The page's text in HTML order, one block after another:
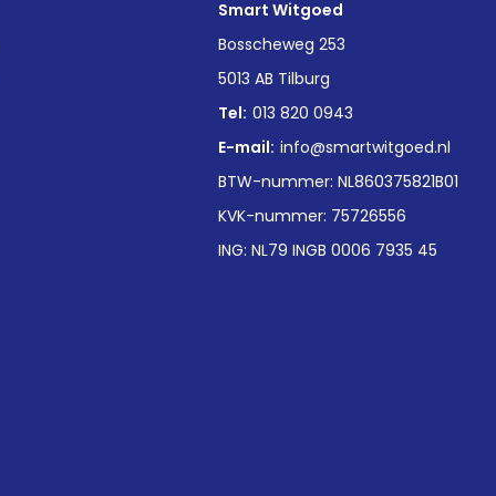
Smart Witgoed
Bosscheweg 253
5013 AB Tilburg
Tel: 013 820 0943
E-mail: info@smartwitgoed.nl
BTW-nummer: NL860375821B01
KVK-nummer: 75726556
ING: NL79 INGB 0006 7935 45